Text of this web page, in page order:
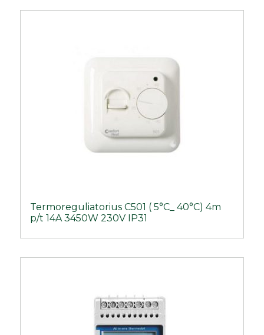
Termoreguliatorius C501 ( 5°C_ 40°C) 4m
p/t 14A 3450W 230V IP31